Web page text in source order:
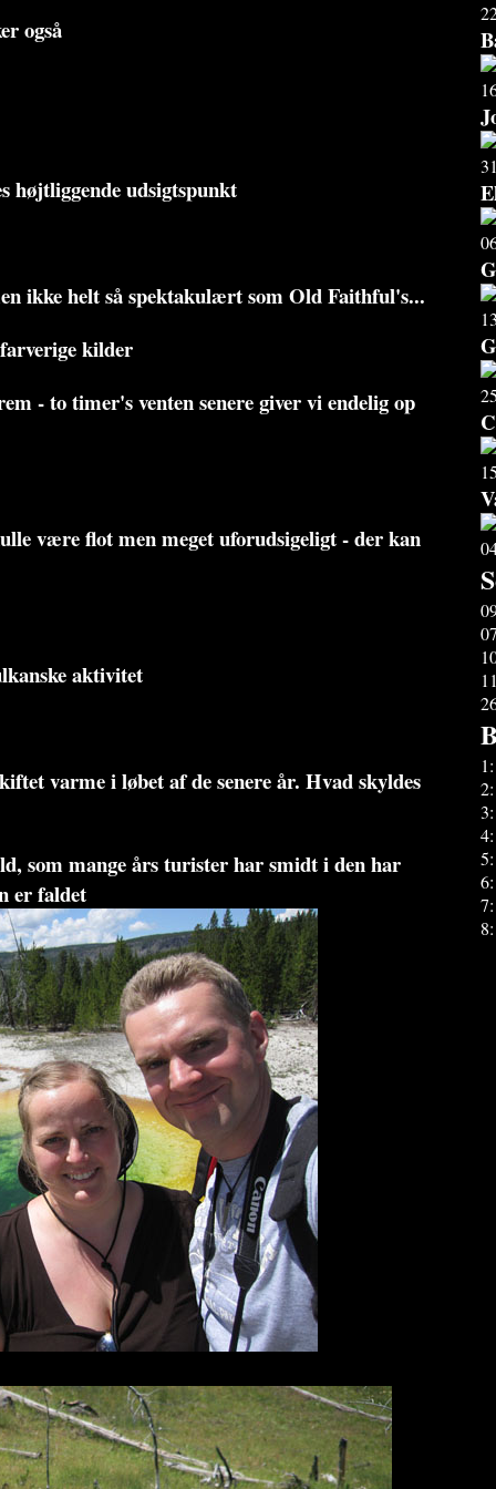
også
højtliggende udsigtspunkt
ikke helt så spektakulært som Old Faithful's...
kilder
- to timer's venten senere giver vi endelig op
være flot men meget uforudsigeligt - der kan
aktivitet
varme i løbet af de senere år. Hvad skyldes
som mange års turister har smidt i den har
er faldet